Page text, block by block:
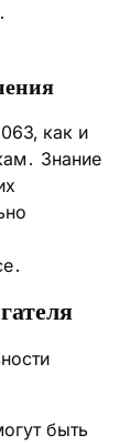
как и
Знание
быть